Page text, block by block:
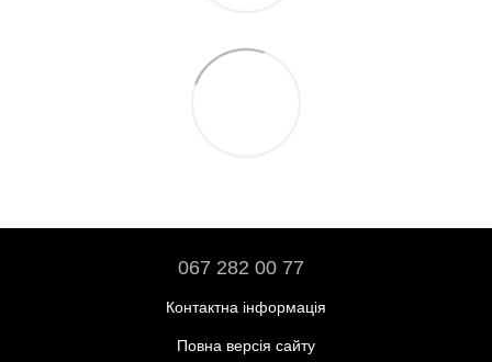
067 282 00 77
Контактна інформація
Повна версія сайту